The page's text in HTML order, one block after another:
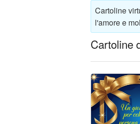
Cartoline
l'amore e
Cartoline